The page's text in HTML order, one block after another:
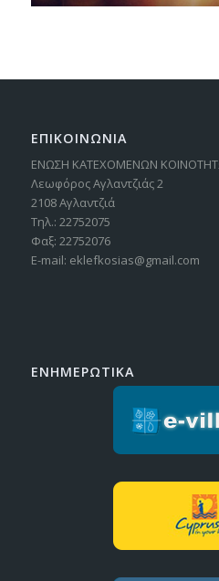
ΕΠΙΚΟΙΝΩΝΙΑ
ΕΝΩΣΗ ΚΑΤΕΧΟΜΕΝΩΝ
Λεωφόρος Αγλαντζιάς 2
2108 Αγλαντζιά
Τηλ.: 22752075
Φαξ: 22752076
E-mail: eklefkosias@gmail.com
ΕΝΗΜΕΡΩΤΙΚΑ